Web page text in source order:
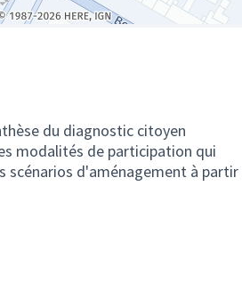
du diagnostic citoyen
modalités de participation qui
scénarios d'aménagement à partir